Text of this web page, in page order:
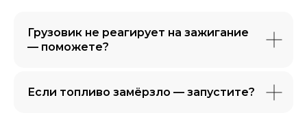
Грузовик не реагирует на зажигание
— поможете?
Если топливо замёрзло — запустите?